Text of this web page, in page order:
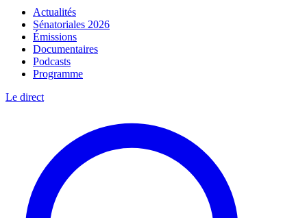
Actualités
Sénatoriales 2026
Émissions
Documentaires
Podcasts
Programme
Le direct